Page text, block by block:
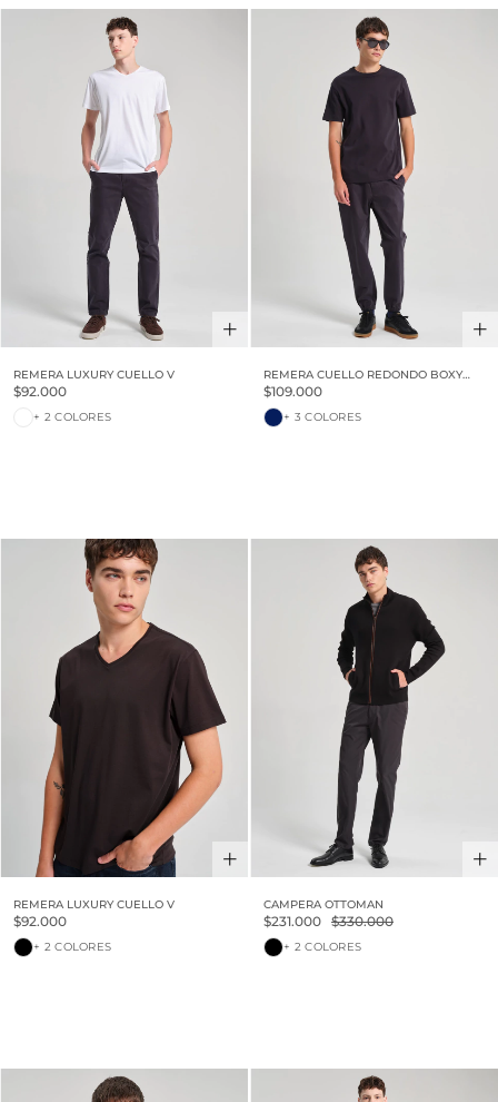
REMERA LUXURY CUELLO V
$92.000
+ 2 COLORES
REMERA CUELLO REDONDO BOXY
LUXURY TOUCH
$109.000
+ 3 COLORES
REMERA LUXURY CUELLO V
$92.000
+ 2 COLORES
CAMPERA OTTOMAN
$231.000 $330.000
+ 2 COLORES